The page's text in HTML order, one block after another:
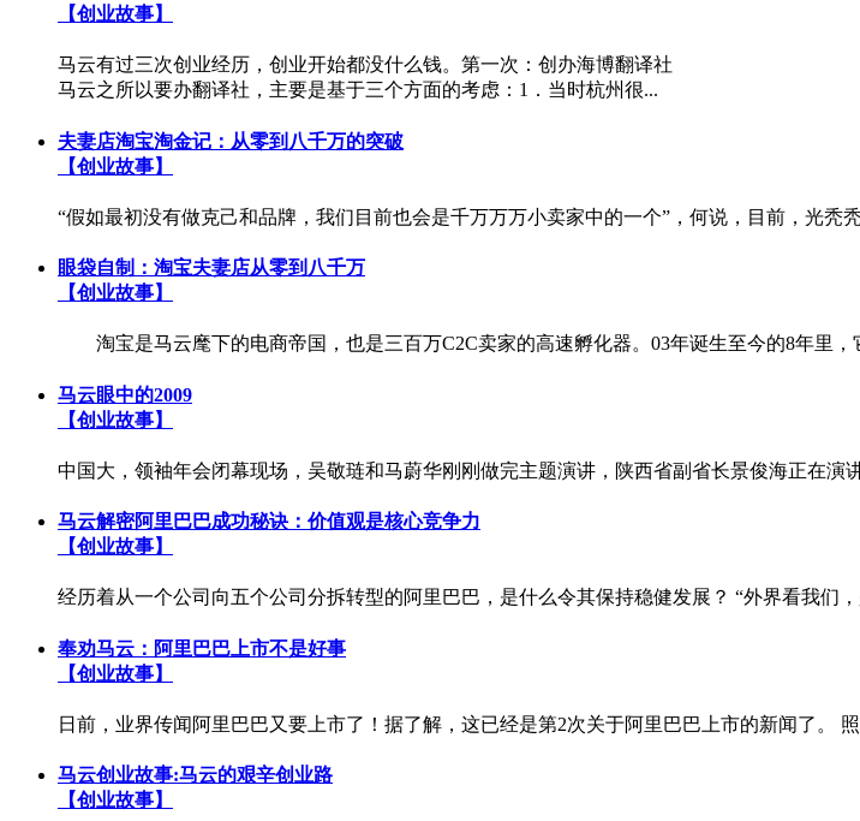
【创业故事】
马云有过三次创业经历，创业开始都没什么钱。第一次：创办海博翻译社
马云之所以要办翻译社，主要是基于三个方面的考虑：1．当时杭州很...
夫妻店淘宝淘金记：从零到八千万的突破
【创业故事】
“假如最初没有做克己和品牌，我们目前也会是千万万万小卖家中的一个”，何说，目前，光秃
眼袋自制：淘宝夫妻店从零到八千万
【创业故事】
淘宝是马云麾下的电商帝国，也是三百万C2C卖家的高速孵化器。03年诞生至今的8年里，
马云眼中的2009
【创业故事】
中国大，领袖年会闭幕现场，吴敬琏和马蔚华刚刚做完主题演讲，陕西省副省长景俊海正在演
马云解密阿里巴巴成功秘诀：价值观是核心竞争力
【创业故事】
经历着从一个公司向五个公司分拆转型的阿里巴巴，是什么令其保持稳健发展？ “外界看我们
奉劝马云：阿里巴巴上市不是好事
【创业故事】
日前，业界传闻阿里巴巴又要上市了！据了解，这已经是第2次关于阿里巴巴上市的新闻了。
马云创业故事:马云的艰辛创业路
【创业故事】